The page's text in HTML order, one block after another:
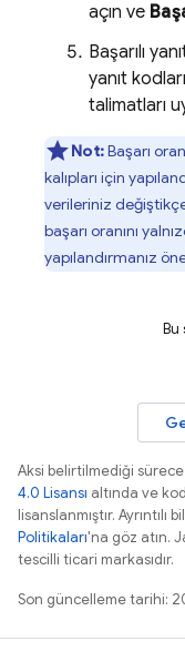
açın ve
Başarılı
yanıt
talimatları
Not:Başarı
kalıpları için
verileriniz
başarı oranını
yapılandırmanız
Bu
Aksi belirtilmediği
4.0 Lisansı altında ve
lisanslanmıştır. Ayrıntılı
Politikaları'na göz atın.
tescilli ticari markasıdır.
Son güncelleme tarihi: